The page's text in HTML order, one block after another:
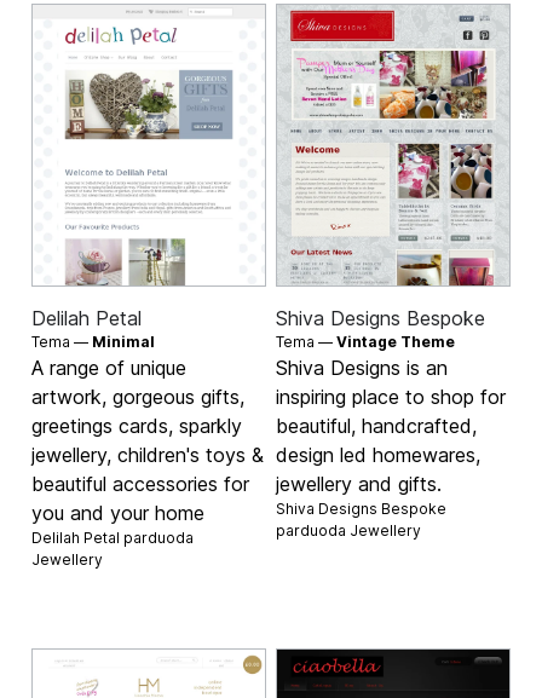
Delilah Petal
Tema — Minimal
A range of unique
artwork, gorgeous gifts,
greetings cards, sparkly
jewellery, children's toys &
beautiful accessories for
you and your home
Delilah Petal parduoda
Jewellery
Shiva Designs Bespoke
Tema — Vintage Theme
Shiva Designs is an
inspiring place to shop for
beautiful, handcrafted,
design led homewares,
jewellery and gifts.
Shiva Designs Bespoke
parduoda Jewellery